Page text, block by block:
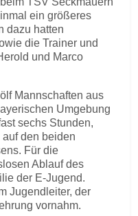
ein größeres
dazu hatten
die Trainer und
und Marco
Mannschaften aus
Umgebung
sechs Stunden,
den beiden
Für die
Ablauf des
der E-Jugend.
Jugendleiter, der
vornahm.